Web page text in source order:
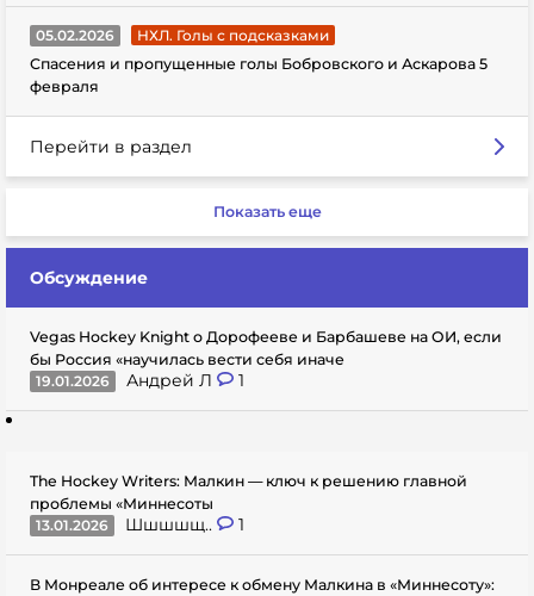
05.02.2026
НХЛ. Голы с подсказками
Спасения и пропущенные голы Бобровского и Аскарова 5
февраля
Перейти в раздел
Показать еще
Обсуждение
Vegas Hockey Knight о Дорофееве и Барбашеве на ОИ, если
бы Россия «научилась вести себя иначе
19.01.2026
Андрей Л 1
The Hockey Writers: Малкин — ключ к решению главной
проблемы «Миннесоты
13.01.2026
Шшшшщ.. 1
В Монреале об интересе к обмену Малкина в «Миннесоту»: